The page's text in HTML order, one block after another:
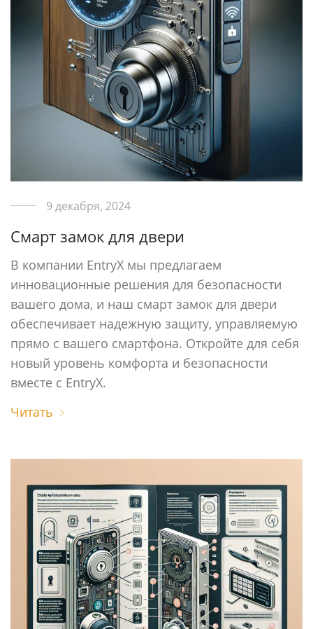
9 декабря, 2024
Cмарт замок для двери
В компании EntryX мы предлагаем
инновационные решения для безопасности
вашего дома, и наш смарт замок для двери
обеспечивает надежную защиту, управляемую
прямо с вашего смартфона. Откройте для себя
новый уровень комфорта и безопасности
вместе с EntryX.
Читать